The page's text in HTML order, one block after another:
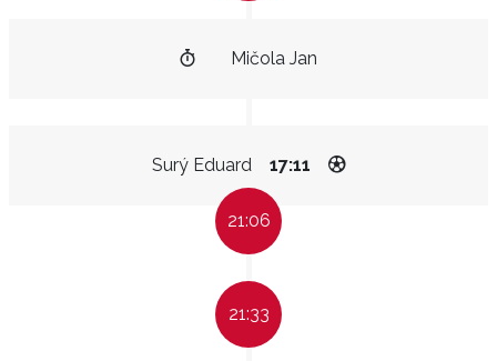
Mičola Jan
Surý Eduard 17:11
21:06
21:33